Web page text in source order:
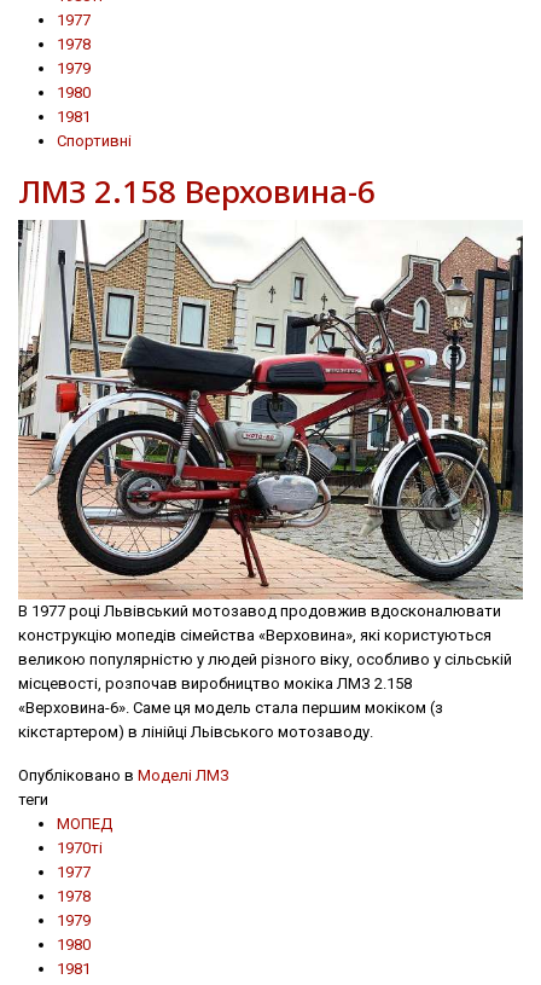
1977
1978
1979
1980
1981
Спортивні
ЛМЗ 2.158 Верховина-6
В 1977 році Львівський мотозавод продовжив вдосконалювати
конструкцію мопедів сімейства «Верховина», які користуються
великою популярністю у людей різного віку, особливо у сільській
місцевості, розпочав виробництво мокіка ЛМЗ 2.158
«Верховина-6». Саме ця модель стала першим мокіком (з
кікстартером) в лінійці Льівського мотозаводу.
Опубліковано в Моделі ЛМЗ
теги
МОПЕД
1970ті
1977
1978
1979
1980
1981